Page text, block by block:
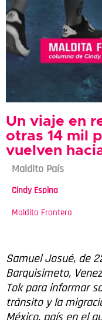
Un viaje en
otras 14 mil
vuelven
Maldito País
Cindy Espina
Maldita Frontera
Samuel Josué, de
Barquisimeto,
Tok para informar
tránsito y la